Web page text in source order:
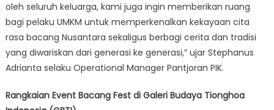
oleh seluruh keluarga, kami juga ingin memberikan ruang
bagi pelaku UMKM untuk memperkenalkan kekayaan cita
rasa bacang Nusantara sekaligus berbagi cerita dan tradisi
yang diwariskan dari generasi ke generasi,” ujar Stephanus
Adrianta selaku Operational Manager Pantjoran PIK.
Rangkaian Event Bacang Fest di Galeri Budaya Tionghoa